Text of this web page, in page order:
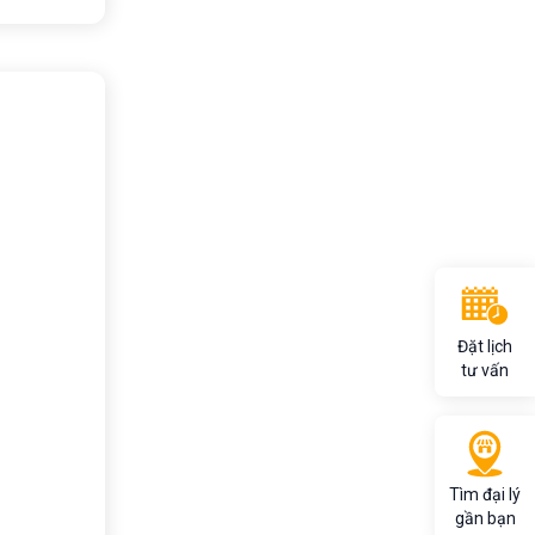
Đặt lịch
tư vấn
Tìm đại lý
gần bạn